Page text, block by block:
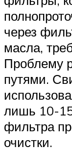
через
масла,
Проблему
путями.
лишь 10-
фильтра
очистки.